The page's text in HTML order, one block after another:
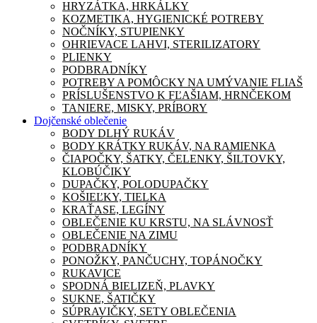
HRYZÁTKA, HRKÁLKY
KOZMETIKA, HYGIENICKÉ POTREBY
NOČNÍKY, STUPIENKY
OHRIEVACE LAHVI, STERILIZATORY
PLIENKY
PODBRADNÍKY
POTREBY A POMÔCKY NA UMÝVANIE FLIAŠ
PRÍSLUŠENSTVO K FĽAŠIAM, HRNČEKOM
TANIERE, MISKY, PRÍBORY
Dojčenské oblečenie
BODY DLHÝ RUKÁV
BODY KRÁTKY RUKÁV, NA RAMIENKA
ČIAPOČKY, ŠATKY, ČELENKY, ŠILTOVKY,
KLOBÚČIKY
DUPAČKY, POLODUPAČKY
KOŠIEĽKY, TIELKA
KRAŤASE, LEGÍNY
OBLEČENIE KU KRSTU, NA SLÁVNOSŤ
OBLEČENIE NA ZIMU
PODBRADNÍKY
PONOŽKY, PANČUCHY, TOPÁNOČKY
RUKAVICE
SPODNÁ BIELIZEŇ, PLAVKY
SUKNE, ŠATIČKY
SÚPRAVIČKY, SETY OBLEČENIA